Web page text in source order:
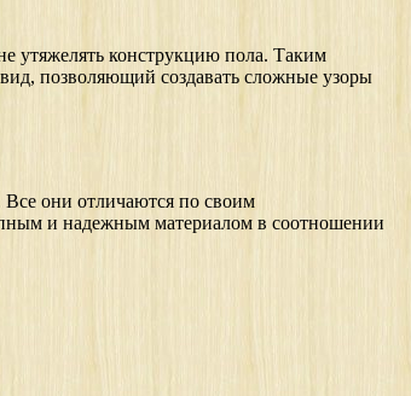
утяжелять конструкцию пола. Таким
позволяющий создавать сложные узоры
Все они отличаются по своим
и надежным материалом в соотношении